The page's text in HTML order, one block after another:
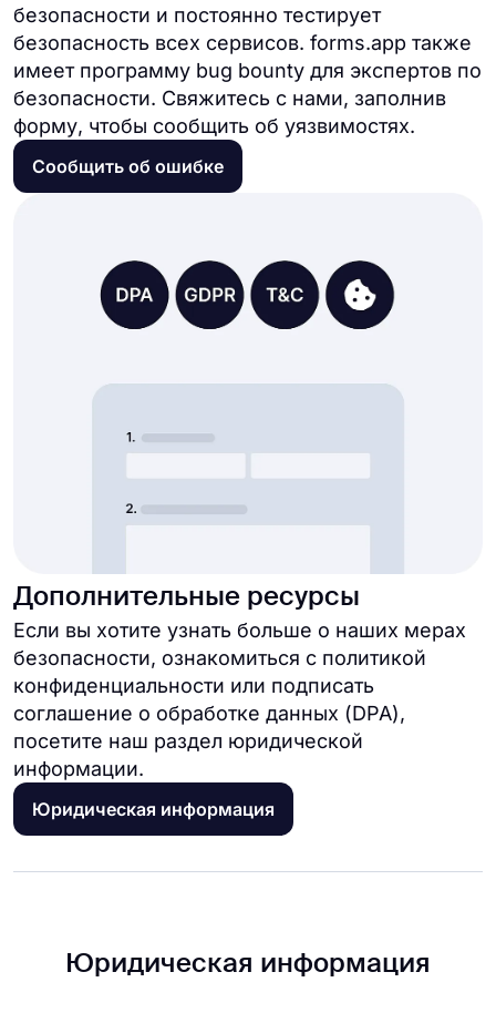
безопасности и постоянно тестирует
безопасность всех сервисов. forms.app также
имеет программу bug bounty для экспертов по
безопасности. Свяжитесь с нами, заполнив
форму, чтобы сообщить об уязвимостях.
Сообщить об ошибке
Дополнительные ресурсы
Если вы хотите узнать больше о наших мерах
безопасности, ознакомиться с политикой
конфиденциальности или подписать
соглашение о обработке данных (DPA),
посетите наш раздел юридической
информации.
Юридическая информация
Юридическая информация